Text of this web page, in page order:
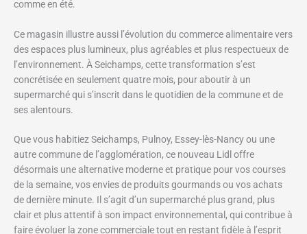
comme en été.
Ce magasin illustre aussi l’évolution du commerce alimentaire vers
des espaces plus lumineux, plus agréables et plus respectueux de
l’environnement. À Seichamps, cette transformation s’est
concrétisée en seulement quatre mois, pour aboutir à un
supermarché qui s’inscrit dans le quotidien de la commune et de
ses alentours.
Que vous habitiez Seichamps, Pulnoy, Essey-lès-Nancy ou une
autre commune de l’agglomération, ce nouveau Lidl offre
désormais une alternative moderne et pratique pour vos courses
de la semaine, vos envies de produits gourmands ou vos achats
de dernière minute. Il s’agit d’un supermarché plus grand, plus
clair et plus attentif à son impact environnemental, qui contribue à
faire évoluer la zone commerciale tout en restant fidèle à l’esprit